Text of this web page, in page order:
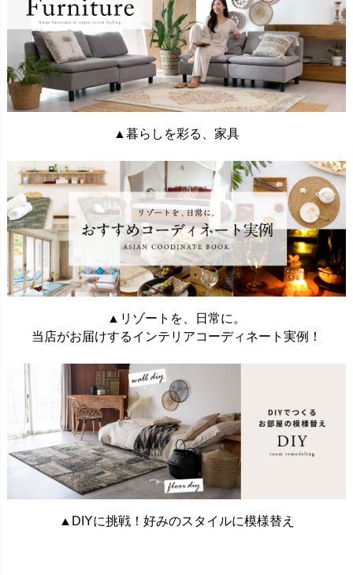
▲暮らしを彩る、家具
▲リゾートを、日常に。
当店がお届けするインテリアコーディネート実例！
▲DIYに挑戦！好みのスタイルに模様替え